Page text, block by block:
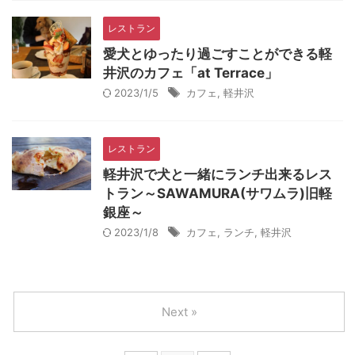
レストラン
愛犬とゆったり過ごすことができる軽
井沢のカフェ「at Terrace」
2023/1/5 カフェ 軽井沢
レストラン
軽井沢で犬と一緒にランチ出来るレス
トラン～SAWAMURA(サワムラ)旧軽
銀座～
2023/1/8 カフェ ランチ 軽井沢
Next »